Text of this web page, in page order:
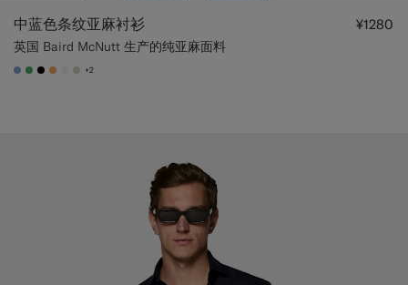
中蓝色条纹亚麻衬衫
英国 Baird McNutt 生产的纯亚麻面料
¥1280
#82A1DC
#50AA6A
#000000
#F9AA62
#F1EFE8
#D7D1C3
+2